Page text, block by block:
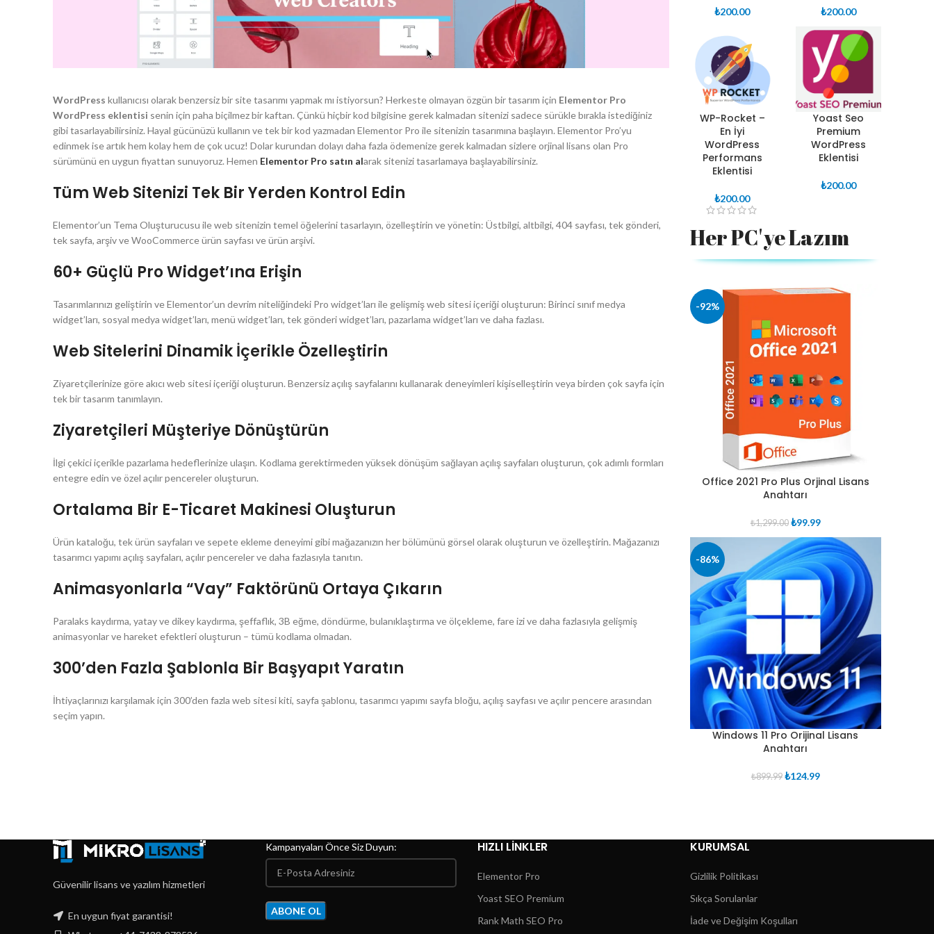
WordPress kullanıcısı olarak benzersiz bir site tasarımı yapmak mı istiyorsun? Herkeste olmayan özgün bir tasarım için Elementor Pro
WordPress eklentisi senin için paha biçilmez bir kaftan. Çünkü hiçbir kod bilgisine gerek kalmadan sitenizi sadece sürükle bırakla istediğiniz
gibi tasarlayabilirsiniz. Hayal gücünüzü kullanın ve tek bir kod yazmadan Elementor Pro ile sitenizin tasarımına başlayın. Elementor Pro’yu
edinmek ise artık hem kolay hem de çok ucuz! Dolar kurundan dolayı daha fazla ödemenize gerek kalmadan sizlere orjinal lisans olan Pro
sürümünü en uygun fiyattan sunuyoruz. Hemen Elementor Pro satın alarak sitenizi tasarlamaya başlayabilirsiniz.
Tüm Web Sitenizi Tek Bir Yerden Kontrol Edin
Elementor’un Tema Oluşturucusu ile web sitenizin temel öğelerini tasarlayın, özelleştirin ve yönetin: Üstbilgi, altbilgi, 404 sayfası, tek gönderi,
tek sayfa, arşiv ve WooCommerce ürün sayfası ve ürün arşivi.
60+ Güçlü Pro Widget’ına Erişin
Tasarımlarınızı geliştirin ve Elementor’un devrim niteliğindeki Pro widget’ları ile gelişmiş web sitesi içeriği oluşturun: Birinci sınıf medya
widget’ları, sosyal medya widget’ları, menü widget’ları, tek gönderi widget’ları, pazarlama widget’ları ve daha fazlası.
Web Sitelerini Dinamik İçerikle Özelleştirin
Ziyaretçilerinize göre akıcı web sitesi içeriği oluşturun. Benzersiz açılış sayfalarını kullanarak deneyimleri kişiselleştirin veya birden çok sayfa için
tek bir tasarım tanımlayın.
Ziyaretçileri Müşteriye Dönüştürün
İlgi çekici içerikle pazarlama hedeflerinize ulaşın. Kodlama gerektirmeden yüksek dönüşüm sağlayan açılış sayfaları oluşturun, çok adımlı formları
entegre edin ve özel açılır pencereler oluşturun.
Ortalama Bir E-Ticaret Makinesi Oluşturun
Ürün kataloğu, tek ürün sayfaları ve sepete ekleme deneyimi gibi mağazanızın her bölümünü görsel olarak oluşturun ve özelleştirin. Mağazanızı
tasarımcı yapımı açılış sayfaları, açılır pencereler ve daha fazlasıyla tanıtın.
Animasyonlarla “Vay” Faktörünü Ortaya Çıkarın
Paralaks kaydırma, yatay ve dikey kaydırma, şeffaflık, 3B eğme, döndürme, bulanıklaştırma ve ölçekleme, fare izi ve daha fazlasıyla gelişmiş
animasyonlar ve hareket efektleri oluşturun – tümü kodlama olmadan.
300’den Fazla Şablonla Bir Başyapıt Yaratın
İhtiyaçlarınızı karşılamak için 300’den fazla web sitesi kiti, sayfa şablonu, tasarımcı yapımı sayfa bloğu, açılış sayfası ve açılır pencere arasından
seçim yapın.
₺200.00 ₺200.00
WP-Rocket –
En İyi
WordPress
Performans
Eklentisi
₺200.00
Yoast Seo
Premium
WordPress
Eklentisi
₺200.00
Her PC'ye Lazım
-92%
Office 2021 Pro Plus Orjinal Lisans
Anahtarı
₺1,299.00 Orijinal
fiyat:
₺1,299.00.
₺99.99Şu
andaki
fiyat:
₺99.99.
-86%
Windows 11 Pro Orijinal Lisans
Anahtarı
₺899.99 Orijinal
₺124.99Şu
Güvenilir lisans ve yazılım hizmetleri
En uygun fiyat garantisi!
Kampanyaları Önce Siz Duyun: HIZLI LINKLER
Elementor Pro
Yoast SEO Premium
Rank Math SEO Pro
KURUMSAL
Gizlilik Politikası
Sıkça Sorulanlar
İade ve Değişim Koşulları